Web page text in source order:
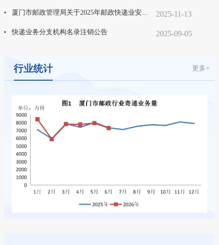
厦门市邮政管理局关于2025年邮政快递业安全生产标准化达标单位的公告 2025-11-13
快递业务分支机构名录注销公告 2025-09-05
行业统计 更多+